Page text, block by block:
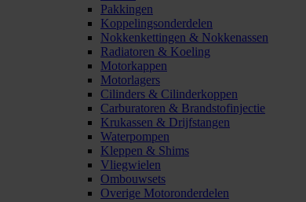
Pakkingen
Koppelingsonderdelen
Nokkenkettingen & Nokkenassen
Radiatoren & Koeling
Motorkappen
Motorlagers
Cilinders & Cilinderkoppen
Carburatoren & Brandstofinjectie
Krukassen & Drijfstangen
Waterpompen
Kleppen & Shims
Vliegwielen
Ombouwsets
Overige Motoronderdelen